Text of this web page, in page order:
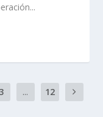
3 ... 12